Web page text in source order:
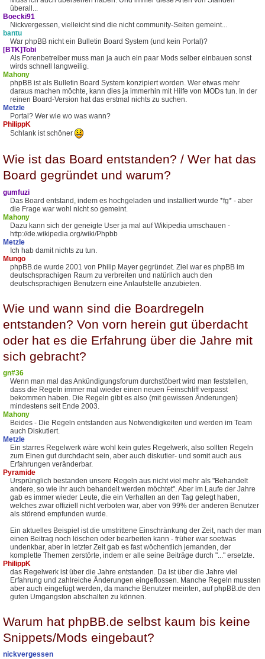
überall...
Boecki91
Nickvergessen, vielleicht sind die nicht community-Seiten gemeint...
bantu
War phpBB nicht ein Bulletin Board System (und kein Portal)?
[BTK]Tobi
Als Forenbetreiber muss man ja auch ein paar Mods selber einbauen sonst
wirds schnell langweilig.
Mahony
phpBB ist als Bulletin Board System konzipiert worden. Wer etwas mehr
daraus machen möchte, kann dies ja immerhin mit Hilfe von MODs tun. In der
reinen Board-Version hat das erstmal nichts zu suchen.
Metzle
Portal? Wer wie wo was wann?
PhilippK
Schlank ist schöner
Wie ist das Board entstanden? / Wer hat das
Board gegründet und warum?
gumfuzi
Das Board entstand, indem es hochgeladen und installiert wurde *fg* - aber
die Frage war wohl nicht so gemeint.
Mahony
Dazu kann sich der geneigte User ja mal auf Wikipedia umschauen -
http://de.wikipedia.org/wiki/Phpbb
Metzle
Ich hab damit nichts zu tun.
Mungo
phpBB.de wurde 2001 von Philip Mayer gegründet. Ziel war es phpBB im
deutschsprachigen Raum zu verbreiten und natürlich auch den
deutschsprachigen Benutzern eine Anlaufstelle anzubieten.
Wie und wann sind die Boardregeln
entstanden? Von vorn herein gut überdacht
oder hat es die Erfahrung über die Jahre mit
sich gebracht?
gn#36
Wenn man mal das Ankündigungsforum durchstöbert wird man feststellen,
dass die Regeln immer mal wieder einen neuen Feinschliff verpasst
bekommen haben. Die Regeln gibt es also (mit gewissen Änderungen)
mindestens seit Ende 2003.
Mahony
Beides - Die Regeln entstanden aus Notwendigkeiten und werden im Team
auch Diskutiert.
Metzle
Ein starres Regelwerk wäre wohl kein gutes Regelwerk, also sollten Regeln
zum Einen gut durchdacht sein, aber auch diskutier- und somit auch aus
Erfahrungen veränderbar.
Pyramide
Ursprünglich bestanden unsere Regeln aus nicht viel mehr als "Behandelt
andere, so wie ihr auch behandelt werden möchtet". Aber im Laufe der Jahre
gab es immer wieder Leute, die ein Verhalten an den Tag gelegt haben,
welches zwar offiziell nicht verboten war, aber von 99% der anderen Benutzer
als störend empfunden wurde.
Ein aktuelles Beispiel ist die umstrittene Einschränkung der Zeit, nach der man
einen Beitrag noch löschen oder bearbeiten kann - früher war soetwas
undenkbar, aber in letzter Zeit gab es fast wöchentlich jemanden, der
komplette Themen zerstörte, indem er alle seine Beiträge durch "..." ersetzte.
PhilippK
das Regelwerk ist über die Jahre entstanden. Da ist über die Jahre viel
Erfahrung und zahlreiche Änderungen eingeflossen. Manche Regeln mussten
aber auch eingefügt werden, da manche Benutzer meinten, auf phpBB.de den
guten Umgangston abschalten zu können.
Warum hat phpBB.de selbst kaum bis keine
Snippets/Mods eingebaut?
nickvergessen